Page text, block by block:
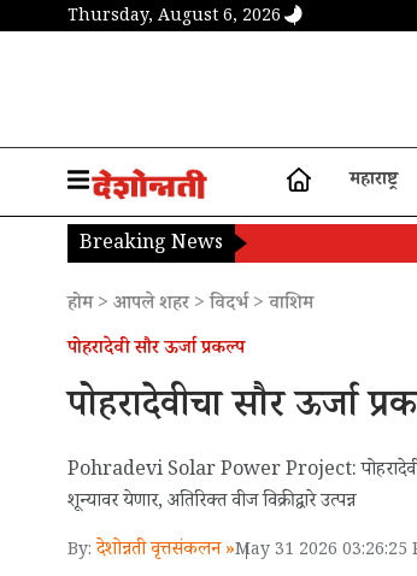
Thursday, August 6, 2026
महाराष्ट्र
Breaking News
होम> आपले शहर>विदर्भ> वाशिम
पोहरादेवी सौर ऊर्जा प्रकल्प
पोहरादेवीचा सौर ऊर्जा
Pohradevi Solar Power Project: पोहरादेवीतील
शून्यावर येणार, अतिरिक्त वीज विक्रीद्वारे उत्पन्न
By: देशोन्नती वृत्तसंकलन »May 31 2026 03:26:25